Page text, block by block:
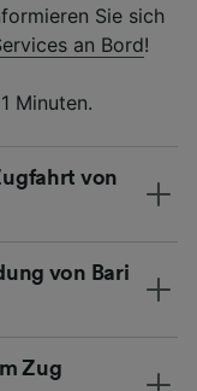
Sie sich
an Bord!
Minuten.
von
von Bari
Zug